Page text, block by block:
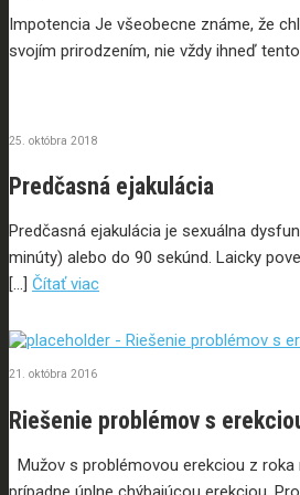
Impotencia Je všeobecne známe, že
svojím prirodzením, nie vždy ihneď
25. októbra 2018
Predčasná ejakulácia
Predčasná ejakulácia je sexuálna
minúty) alebo do 90 sekúnd. Laicky
[…] Čítať viac
21. októbra 2016
Riešenie problémov s
Mužov s problémovou erekciou z